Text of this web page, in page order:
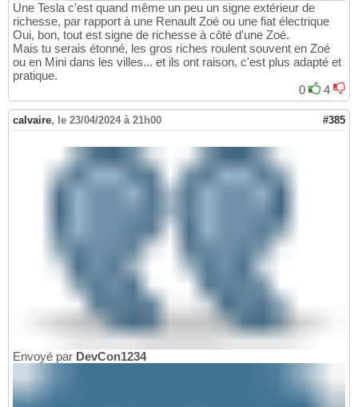
Une Tesla c'est quand même un peu un signe extérieur de
richesse, par rapport à une Renault Zoé ou une fiat électrique
Oui, bon, tout est signe de richesse à côté d'une Zoé.
Mais tu serais étonné, les gros riches roulent souvent en Zoé
ou en Mini dans les villes... et ils ont raison, c'est plus adapté et
pratique.
0
4
calvaire, le 23/04/2024 à 21h00 #385
Envoyé par DevCon1234